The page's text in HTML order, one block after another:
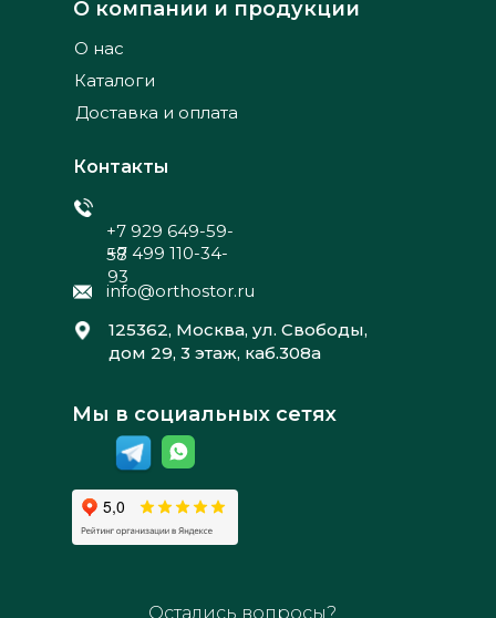
Остались вопросы?
125362, Москва, ул. Свободы,
дом 29, 3 этаж, каб.308а
+7 929 649-59-
58
info@orthostor.ru
О нас
Каталоги
Доставка и оплата
О компании и продукции
Контакты
Мы в социальных сетях
+7 499 110-34-
93